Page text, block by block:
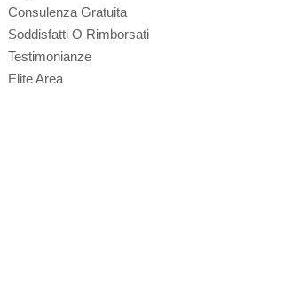
Consulenza Gratuita
Soddisfatti O Rimborsati
Testimonianze
Elite Area